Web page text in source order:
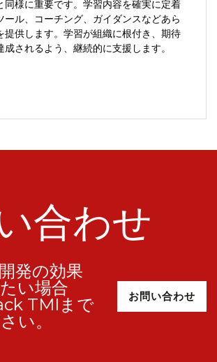
同様に重要です。学習内容を確実に定着
ール、コーチング、ガイダンスなどあら
提供します。学習が組織に根付き、期待
成されるよう、継続的に支援します。
合わせ
発の効果
い場合
TMIまで
い。
お問い合わせ